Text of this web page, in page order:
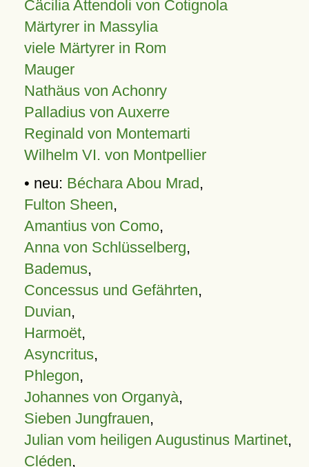
Cäcilia Attendoli von Cotignola
Märtyrer in Massylia
viele Märtyrer in Rom
Mauger
Nathäus von Achonry
Palladius von Auxerre
Reginald von Montemarti
Wilhelm VI. von Montpellier
• neu: Béchara Abou Mrad,
Fulton Sheen,
Amantius von Como,
Anna von Schlüsselberg,
Bademus,
Concessus und Gefährten,
Duvian,
Harmoët,
Asyncritus,
Phlegon,
Johannes von Organyà,
Sieben Jungfrauen,
Julian vom heiligen Augustinus Martinet,
Cléden,